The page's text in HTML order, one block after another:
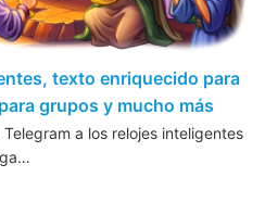
texto enriquecido para
grupos y mucho más
a los relojes inteligentes